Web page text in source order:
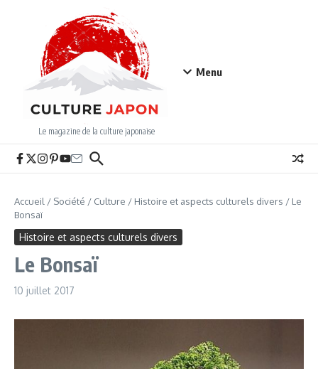
Le magazine de la culture japonaise
Menu
Accueil / Société / Culture / Histoire et aspects culturels divers / Le
Bonsaï
Histoire et aspects culturels divers
Le Bonsaï
10 juillet 2017